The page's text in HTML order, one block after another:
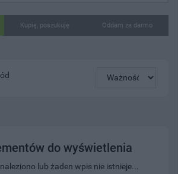
Kupię, poszukuję Oddam za darmo
do wyświetlenia
lub żaden wpis nie istnieje...